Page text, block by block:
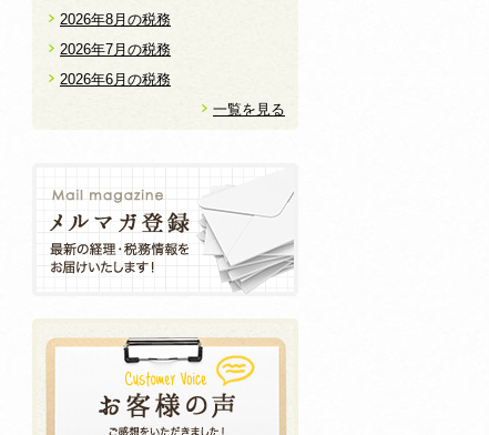
2026年8月の税務
2026年7月の税務
2026年6月の税務
一覧を見る